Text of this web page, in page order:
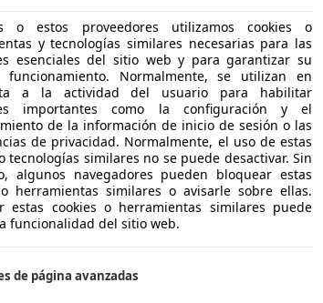
2WD Aut. 110Kw Evolution
€ 13.900 Súper oferta
03/2019 202.000 km
o estos proveedores utilizamos cookies o
y tecnologías similares necesarias para las
esenciales del sitio web y para garantizar su
funcionamiento. Normalmente, se utilizan en
a la actividad del usuario para habilitar
importantes como la configuración y el
de la información de inicio de sesión o las
de privacidad. Normalmente, el uso de estas
tecnologías similares no se puede desactivar. Sin
algunos navegadores pueden bloquear estas
herramientas similares o avisarle sobre ellas.
estas cookies o herramientas similares puede
funcionalidad del sitio web.
de página avanzadas